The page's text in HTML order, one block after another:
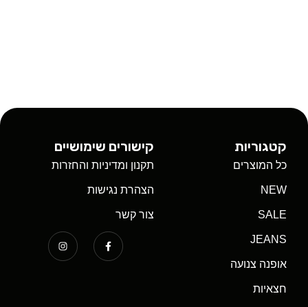
קטגוריות
כל המוצרים
NEW
SALE
JEANS
אופנה צנועה
חצאיות
קישורים שימושיים
תקנון ומדיניות והחזרות
הצהרת נגישות
צור קשר